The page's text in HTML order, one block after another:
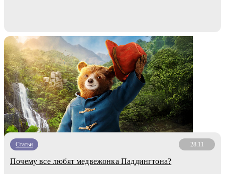
Статьи 28.11
Почему все любят медвежонка Паддингтона?